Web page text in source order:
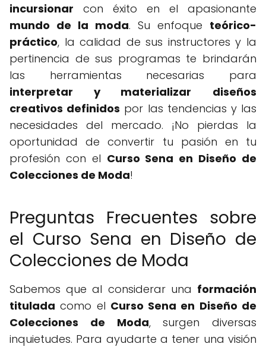
incursionar con éxito en el apasionante
mundo de la moda. Su enfoque teórico-
práctico, la calidad de sus instructores y la
pertinencia de sus programas te brindarán
las herramientas necesarias para
interpretar y materializar
diseños
creativos definidos por las tendencias y las
necesidades del mercado. ¡No pierdas la
oportunidad de convertir tu pasión en tu
profesión con el Curso Sena en Diseño de
Colecciones de Moda!
Preguntas Frecuentes sobre
el Curso Sena en Diseño de
Colecciones de Moda
Sabemos que al considerar una formación
titulada como el Curso Sena en Diseño de
Colecciones de Moda, surgen diversas
inquietudes. Para ayudarte a tener una visión